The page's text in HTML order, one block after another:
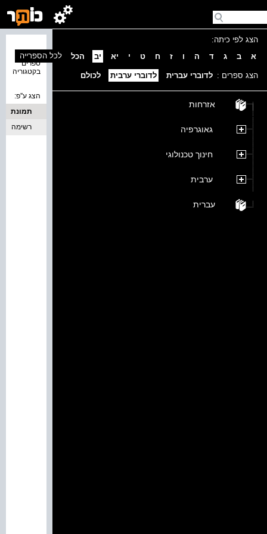
הצג לפי כיתה:
א
ב ג ד ה ו ז ח ט י יא יב הכל
הצג ספרים : לדוברי עברית לדוברי ערבית לכולם
אזרחות
גאוגרפיה
חינוך טכנולוגי
ערבית
עברית
ספרים
בקטגוריה
לכל הספרייה
הצג ע''פ:
תמונת
כריכה
רשימה